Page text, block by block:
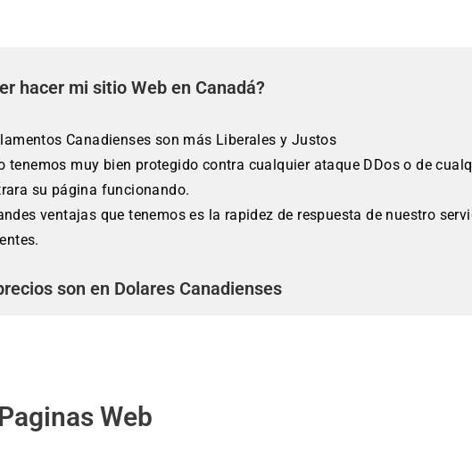
hacer mi sitio Web en Canadá?
Canadienses son más Liberales y Justos
muy bien protegido contra cualquier ataque DDos o de
su página funcionando.
ventajas que tenemos es la rapidez de respuesta de nuestro
son en Dolares Canadienses
Paginas Web